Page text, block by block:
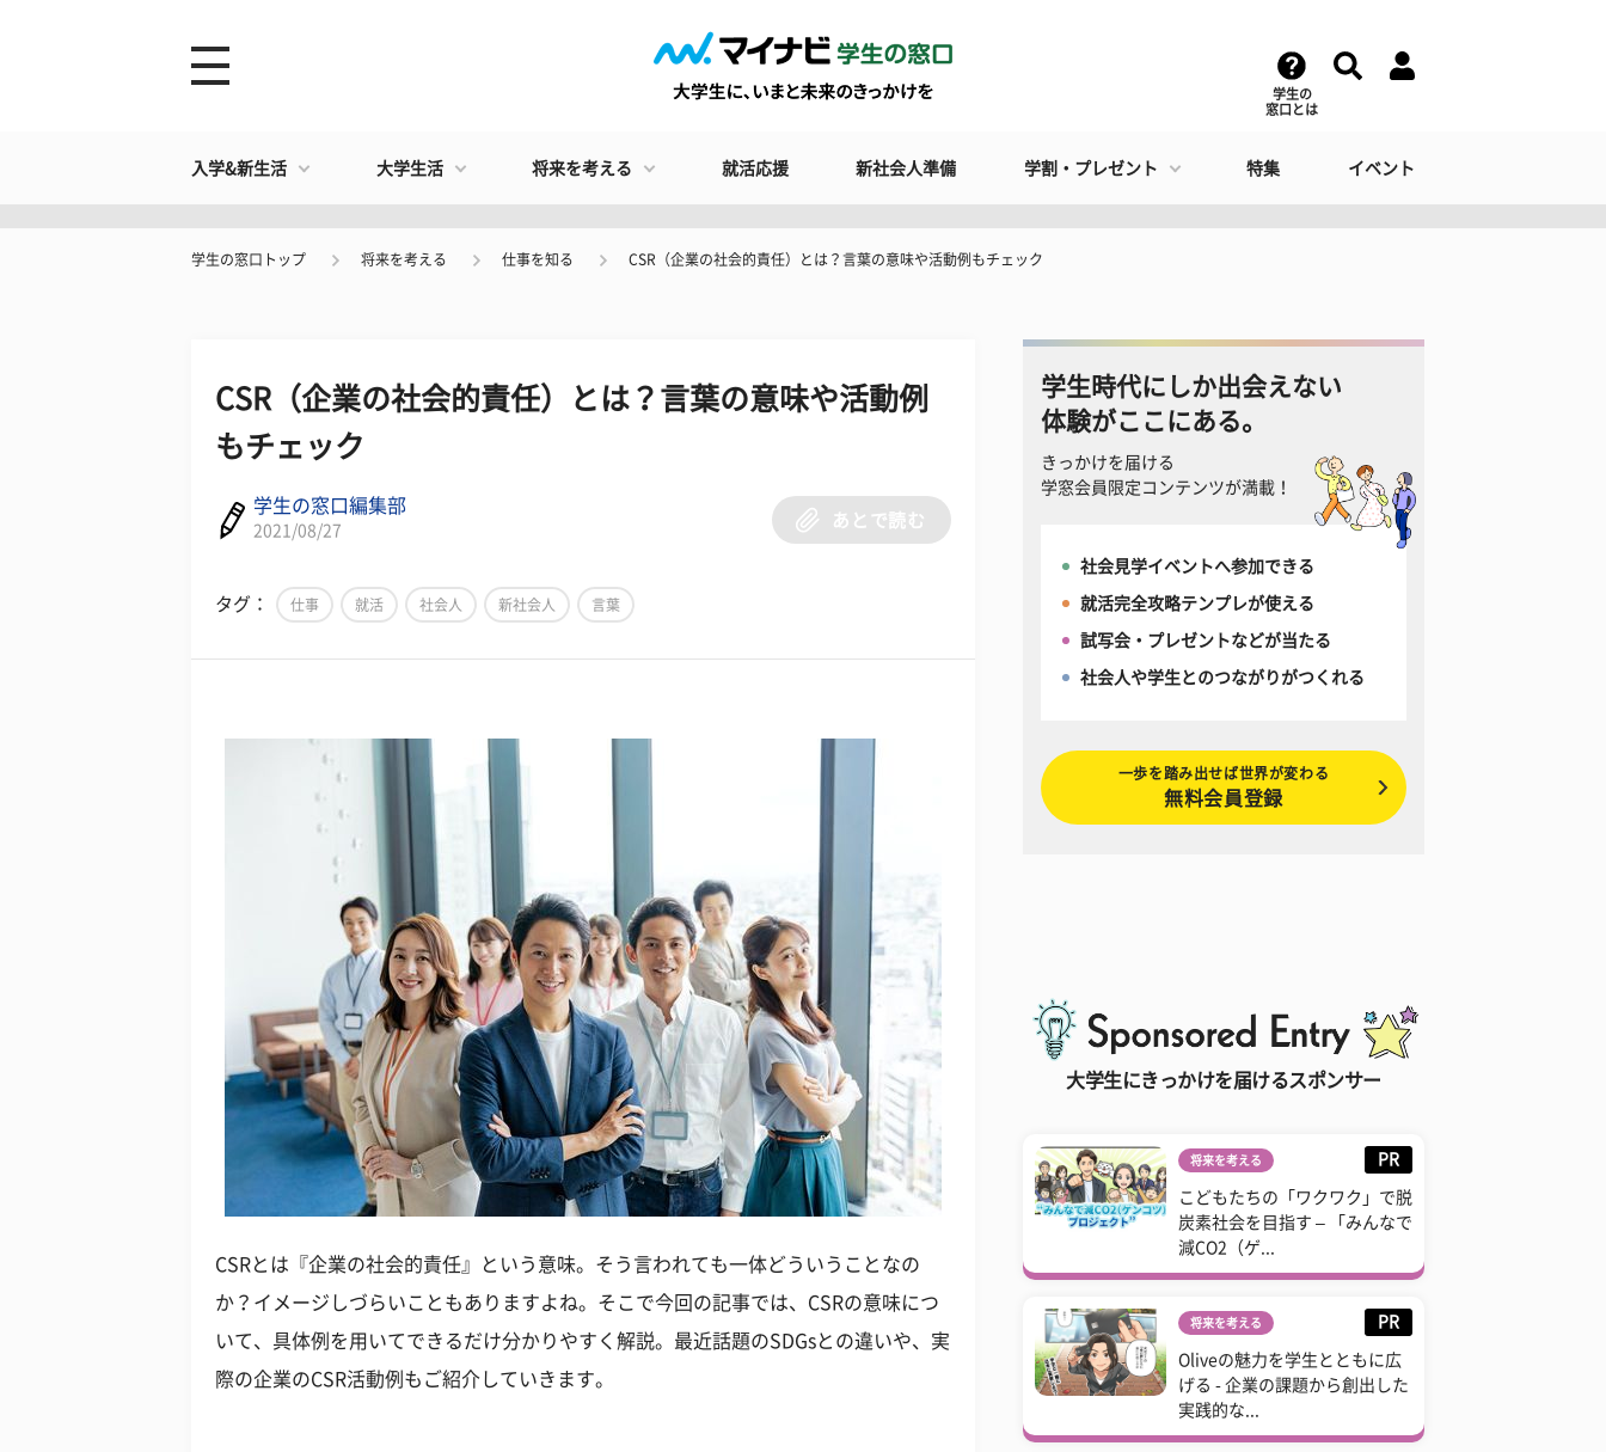
学生の
窓口とは
入学&新生活 大学生活 将来を考える 就活応援 新社会人準備 学割・プレゼント 特集 イベント
学生の窓口トップ 将来を考える 仕事を知る CSR（企業の社会的責任）とは？言葉の意味や活動例もチェック
CSR（企業の社会的責任）とは？言葉の意味や活動例
もチェック
学生の窓口編集部
2021/08/27
あとで読む
タグ： 仕事 就活 社会人 新社会人 言葉
CSRとは『企業の社会的責任』という意味。そう言われても一体どういうことなの
か？イメージしづらいこともありますよね。そこで今回の記事では、CSRの意味につ
いて、具体例を用いてできるだけ分かりやすく解説。最近話題のSDGsとの違いや、実
際の企業のCSR活動例もご紹介していきます。
学生時代にしか出会えない
体験がここにある。
きっかけを届ける
学窓会員限定コンテンツが満載！
社会見学イベントへ参加できる
就活完全攻略テンプレが使える
試写会・プレゼントなどが当たる
社会人や学生とのつながりがつくれる
一歩を踏み出せば世界が変わる
無料会員登録
大学生にきっかけを届けるスポンサー
将来を考える PR
こどもたちの「ワクワク」で脱
炭素社会を目指す – 「みんなで
減CO2（ゲ...
将来を考える PR
Oliveの魅力を学生とともに広
げる - 企業の課題から創出した
実践的な...